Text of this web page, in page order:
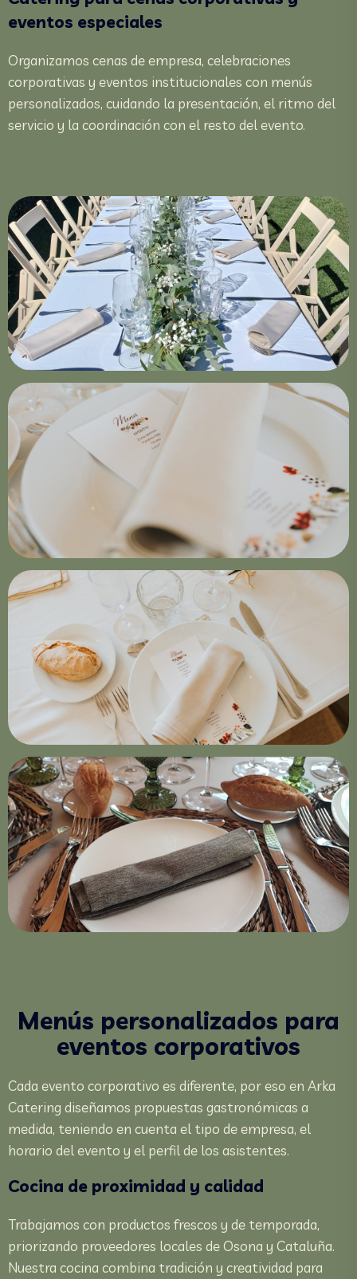
eventos especiales
Organizamos cenas de empresa, celebraciones
corporativas y eventos institucionales con menús
personalizados, cuidando la presentación, el ritmo del
servicio y la coordinación con el resto del evento.
Menús personalizados para
eventos corporativos
Cada evento corporativo es diferente, por eso en Arka
Catering diseñamos propuestas gastronómicas a
medida, teniendo en cuenta el tipo de empresa, el
horario del evento y el perfil de los asistentes.
Cocina de proximidad y calidad
Trabajamos con productos frescos y de temporada,
priorizando proveedores locales de Osona y Cataluña.
Nuestra cocina combina tradición y creatividad para